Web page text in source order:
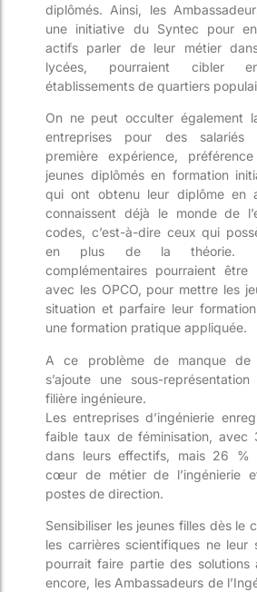
diplômés. Ainsi, les
une initiative du Syntec pour
actifs parler de leur métier
lycées, pourraient cibler
établissements de quartiers
On ne peut occulter également
entreprises pour des salariés
première expérience,
jeunes diplômés en formation
qui ont obtenu leur diplôme en
connaissent déjà le monde de
codes, c’est-à-dire ceux qui
en plus de la théorie.
complémentaires pourraient
avec les OPCO, pour mettre les
situation et parfaire leur
une formation pratique appliquée.
A ce problème de manque de
s’ajoute une sous-
filière ingénieure.
Les entreprises d’ingénierie
faible taux de féminisation, avec
dans leurs effectifs, mais 26 %
cœur de métier de l’ingénierie
postes de direction.
Sensibiliser les jeunes filles dès le
les carrières scientifiques ne leur
pourrait faire partie des solutions
encore, les Ambassadeurs de